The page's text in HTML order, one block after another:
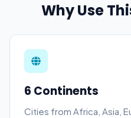
Why Use
6 Continents
Cities from Africa, Asia,